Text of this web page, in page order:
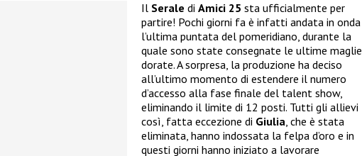
Il Serale di Amici 25 sta ufficialmente per
partire! Pochi giorni fa è infatti andata in onda
l’ultima puntata del pomeridiano, durante la
quale sono state consegnate le ultime maglie
dorate. A sorpresa, la produzione ha deciso
all’ultimo momento di estendere il numero
d’accesso alla fase finale del talent show,
eliminando il limite di 12 posti. Tutti gli allievi
così, fatta eccezione di Giulia, che è stata
eliminata, hanno indossata la felpa d’oro e in
questi giorni hanno iniziato a lavorare